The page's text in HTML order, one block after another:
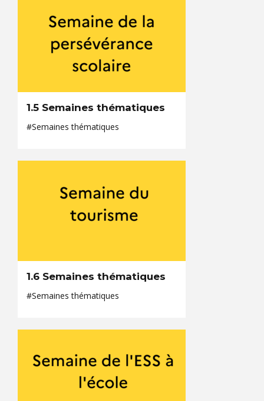
1.5 Semaines thématiques
#Semaines thématiques
1.6 Semaines thématiques
#Semaines thématiques